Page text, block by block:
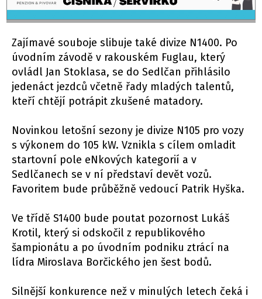
Zajímavé souboje slibuje také divize N1400. Po
úvodním závodě v rakouském Fuglau, který
ovládl Jan Stoklasa, se do Sedlčan přihlásilo
jedenáct jezdců včetně řady mladých talentů,
kteří chtějí potrápit zkušené matadory.
Novinkou letošní sezony je divize N105 pro vozy
s výkonem do 105 kW. Vznikla s cílem omladit
startovní pole eNkových kategorií a v
Sedlčanech se v ní představí devět vozů.
Favoritem bude průběžně vedoucí Patrik Hyška.
Ve třídě S1400 bude poutat pozornost Lukáš
Krotil, který si odskočil z republikového
šampionátu a po úvodním podniku ztrácí na
lídra Miroslava Borčického jen šest bodů.
Silnější konkurence než v minulých letech čeká i